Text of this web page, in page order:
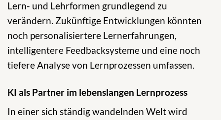
Lern- und Lehrformen grundlegend zu
verändern. Zukünftige Entwicklungen könnten
noch personalisiertere Lernerfahrungen,
intelligentere Feedbacksysteme und eine noch
tiefere Analyse von Lernprozessen umfassen.
KI als Partner im lebenslangen Lernprozess
In einer sich ständig wandelnden Welt wird